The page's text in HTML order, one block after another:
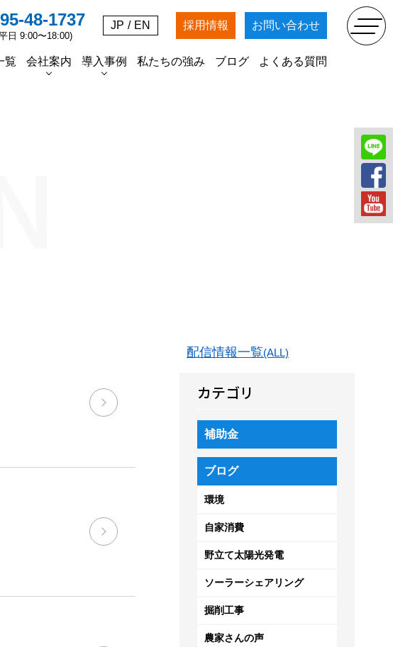
48-1737
日 9:00〜18:00)
JP / EN 採用情報 お問い合わせ
覧 会社案内 導入事例 私たちの強み ブログ よくある質問
配信情報一覧(ALL)
カテゴリ
補助金
環境
自家消費
野立て太陽光発電
ソーラーシェアリング
掘削工事
農家さんの声
ブログ